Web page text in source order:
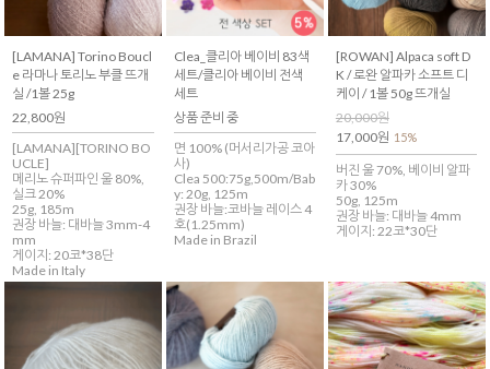
[LAMANA] Torino Boucl
e 라마나 토리노 부클 뜨개
실 /1볼 25g
22,800원
[LAMANA][TORINO BO
UCLE]
메리노 슈퍼파인 울 80%,
실크 20%
25g, 185m
권장 바늘: 대바늘 3mm-4
mm
게이지: 20코*38단
Made in Italy
Clea_클리아 베이비 83색
세트/클리아 베이비 전색
세트
상품 준비 중
면 100% (머서리가공 코아
사)
Clea 500:75g,500m/Bab
y: 20g, 125m
권장 바늘:코바늘 레이스 4
호(1.25mm)
Made in Brazil
[ROWAN] Alpaca soft D
K / 로완 알파카 소프트 디
케이 / 1볼 50g 뜨개실
20,000원
17,000원 15%
버진 울 70%, 베이비 알파
카 30%
50g, 125m
권장 바늘: 대바늘 4mm
게이지: 22코*30단